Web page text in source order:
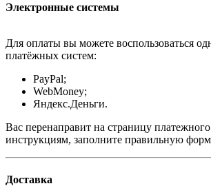
Электронные системы
Для оплаты вы можете воспользоваться
платёжных систем:
PayPal;
WebMoney;
Яндекс.Деньги.
Вас перенаправит на страницу платежного
инструкциям, заполните правильную
Доставка